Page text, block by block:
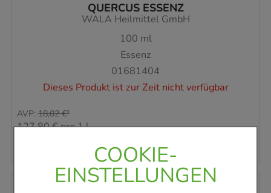
COOKIE-
EINSTELLUNGEN
QUERCUS ESSENZ
WALA Heilmittel GmbH
100 ml
Essenz
01681404
Dieses Produkt ist zur Zeit nicht verfügbar
AVP: 18,02 €²
127,80 €pro 1 l